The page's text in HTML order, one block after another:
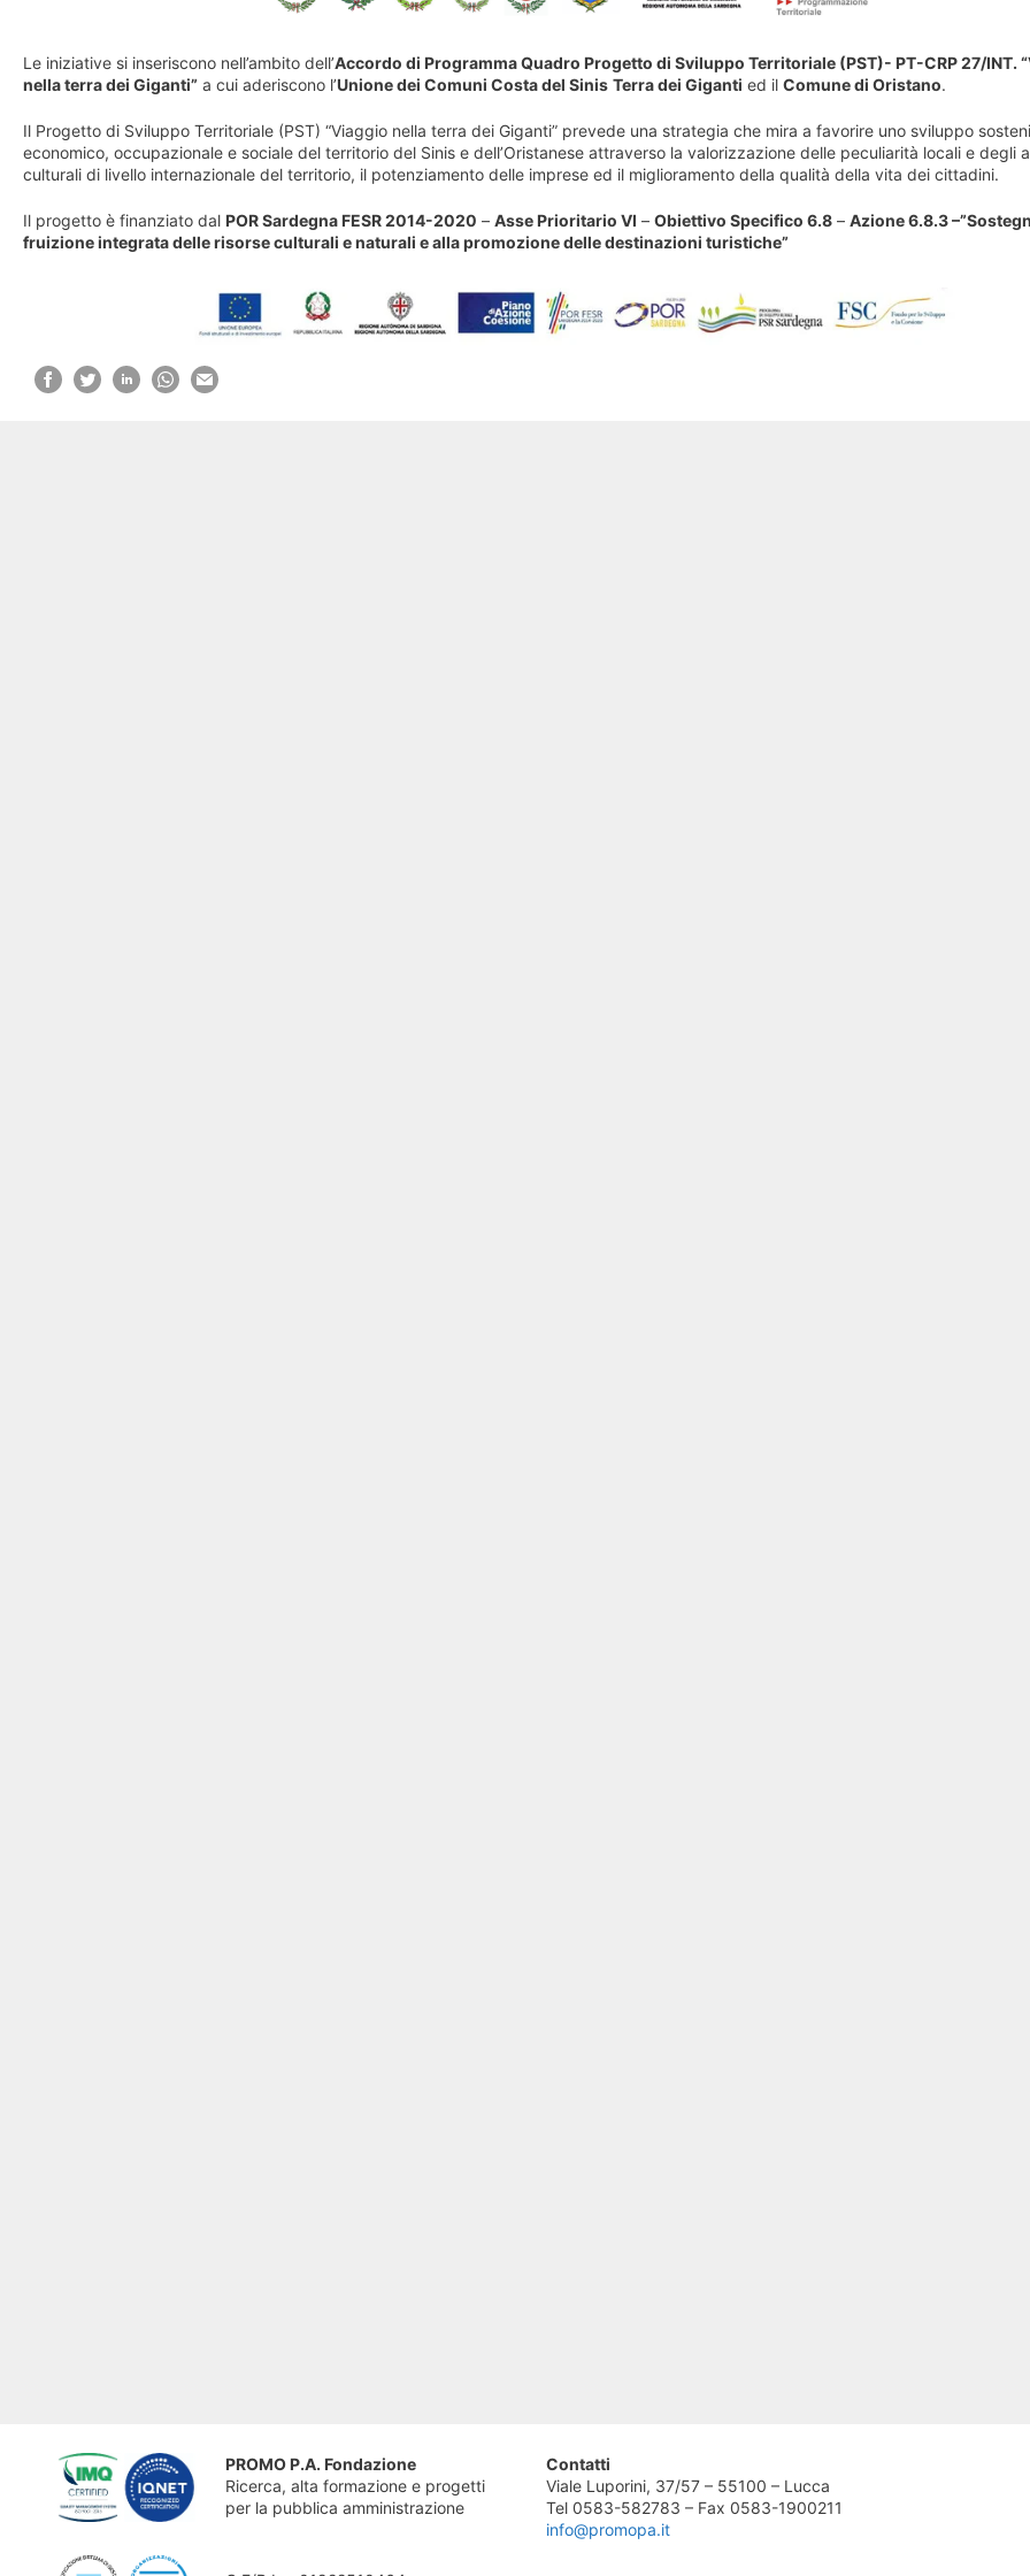
Le iniziative si inseriscono nell’ambito dell’Accordo di Programma Quadro Progetto di Sviluppo Territoriale (PST)- PT-CRP 27/INT.
nella terra dei Giganti” a cui aderiscono l’Unione dei Comuni Costa del Sinis Terra dei Giganti ed il Comune di Oristano.
Il Progetto di Sviluppo Territoriale (PST) “Viaggio nella terra dei Giganti” prevede una strategia che mira a favorire uno sviluppo
economico, occupazionale e sociale del territorio del Sinis e dell’Oristanese attraverso la valorizzazione delle peculiarità locali e degli
culturali di livello internazionale del territorio, il potenziamento delle imprese ed il miglioramento della qualità della vita dei cittadini.
Il progetto è finanziato dal POR Sardegna FESR 2014-2020 – Asse Prioritario VI – Obiettivo Specifico 6.8 – Azione 6.8.3
fruizione integrata delle risorse culturali e naturali e alla promozione delle destinazioni turistiche”
PROMO P.A. Fondazione
Ricerca, alta formazione e progetti
per la pubblica amministrazione
Contatti
Viale Luporini, 37/57 – 55100 – Lucca
Tel 0583-582783 – Fax 0583-1900211
info@promopa.it